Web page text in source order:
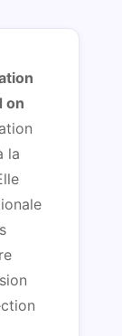
on
la